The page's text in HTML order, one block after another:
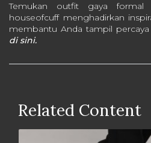
Temukan outfit gaya
houseofcuff menghadirkan
membantu Anda tampil
di sini.
Related Content